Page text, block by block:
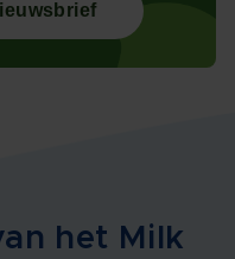
het Milk